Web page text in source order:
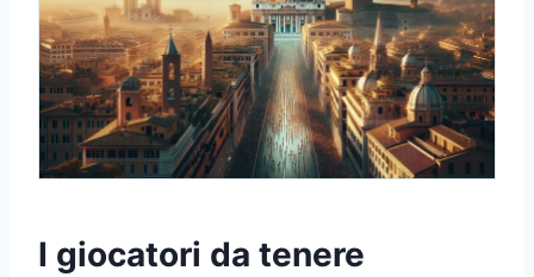
I giocatori da tenere